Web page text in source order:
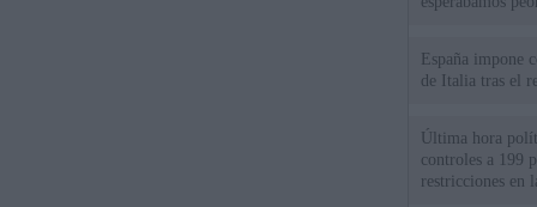
España impone
de Italia tras el
Última hora
controles a 199
restricciones en